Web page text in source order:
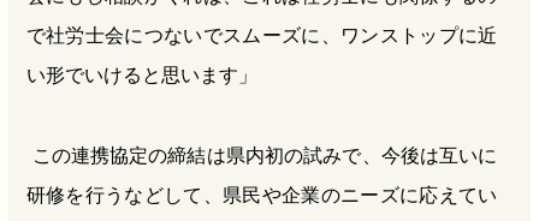
で社労士会につないでスムーズに、ワンストップに近
い形でいけると思います」
この連携協定の締結は県内初の試みで、今後は互いに
研修を行うなどして、県民や企業のニーズに応えてい